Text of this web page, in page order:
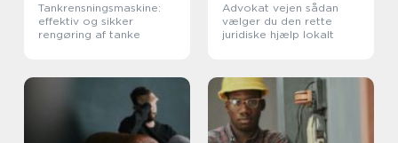
Tankrensningsmaskine:
effektiv og sikker
rengøring af tanke
Advokat vejen sådan
vælger du den rette
juridiske hjælp lokalt